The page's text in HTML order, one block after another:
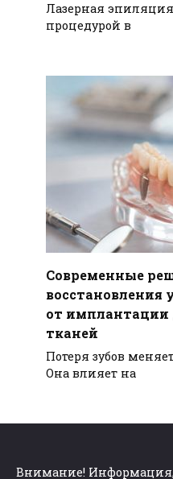
Лазерная
процедурой в
Современные
восстановления
от имплантации
тканей
Потеря зубов
Она влияет на
Внимание! Информация,